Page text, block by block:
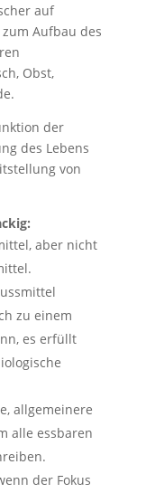
auf
Aufbau des
Obst,
der
des Lebens
von
aber nicht
zu einem
es erfüllt
allgemeinere
alle essbaren
der Fokus